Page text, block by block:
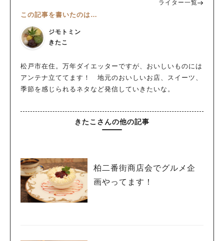
ライター一覧
この記事を書いたのは…
ジモトミン
きたこ
松戸市在住。万年ダイエッターですが、おいしいものには
アンテナ立ててます！ 地元のおいしいお店、スイーツ、
季節を感じられるネタなど発信していきたいな。
きたこさんの他の記事
柏二番街商店会でグルメ企
画やってます！